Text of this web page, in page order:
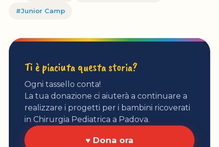
#Junior Camp
Ti è piaciuta questa storia?
Ogni tassello conta!
La tua donazione ci aiuterà a continuare a
realizzare i progetti per i bambini ricoverati
in Chirurgia Pediatrica a Padova.
♥ Dona ora